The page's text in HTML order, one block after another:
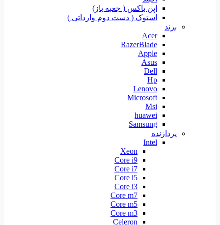
اپن باکس ( جعبه باز)
استوک ( دست دوم وارداتی )
برند
Acer
RazerBlade
Apple
Asus
Dell
Hp
Lenovo
Microsoft
Msi
huawei
Samsung
پردازنده
Intel
Xeon
Core i9
Core i7
Core i5
Core i3
Core m7
Core m5
Core m3
Celeron